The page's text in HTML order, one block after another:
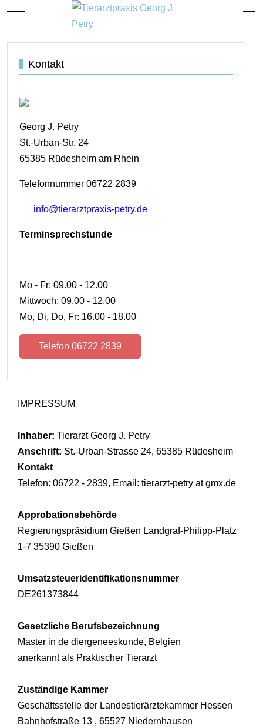
Mobile Menu Toggle Off-
TIERARZT
Kontakt
Georg J. Petry
St.-Urban-Str. 24
65385 Rüdesheim am Rhein
Telefonnummer 06722 2839
info@tierarztpraxis-petry.de
Terminsprechstunde
Mo - Fr: 09.00 - 12.00
Mittwoch: 09.00 - 12.00
Mo, Di, Do, Fr: 16.00 - 18.00
Telefon 06722 2839
IMPRESSUM
Inhaber: Tierarzt Georg J. Petry
Anschrift: St.-Urban-Strasse 24, 65385 Rüdesheim
Kontakt
Telefon: 06722 - 2839, Email: tierarzt-petry at gmx.de
Approbationsbehörde
Regierungspräsidium Gießen Landgraf-Philipp-Platz
1-7 35390 Gießen
Umsatzsteueridentifikationsnummer
DE261373844
Gesetzliche Berufsbezeichnung
Master in de diergeneeskunde, Belgien
anerkannt als Praktischer Tierarzt
Zuständige Kammer
Geschäftsstelle der Landestierärztekammer Hessen
Bahnhofstraße 13 , 65527 Niedernhausen